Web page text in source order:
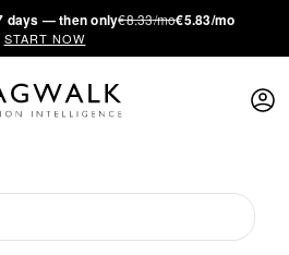
days — then only€8.33/mo€5.83/mo
START NOW